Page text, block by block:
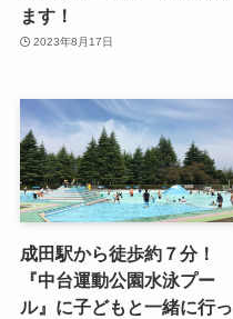
ます！
2023年8月17日
成田駅から徒歩約７分！
『中台運動公園水泳プー
ル』に子どもと一緒に行っ